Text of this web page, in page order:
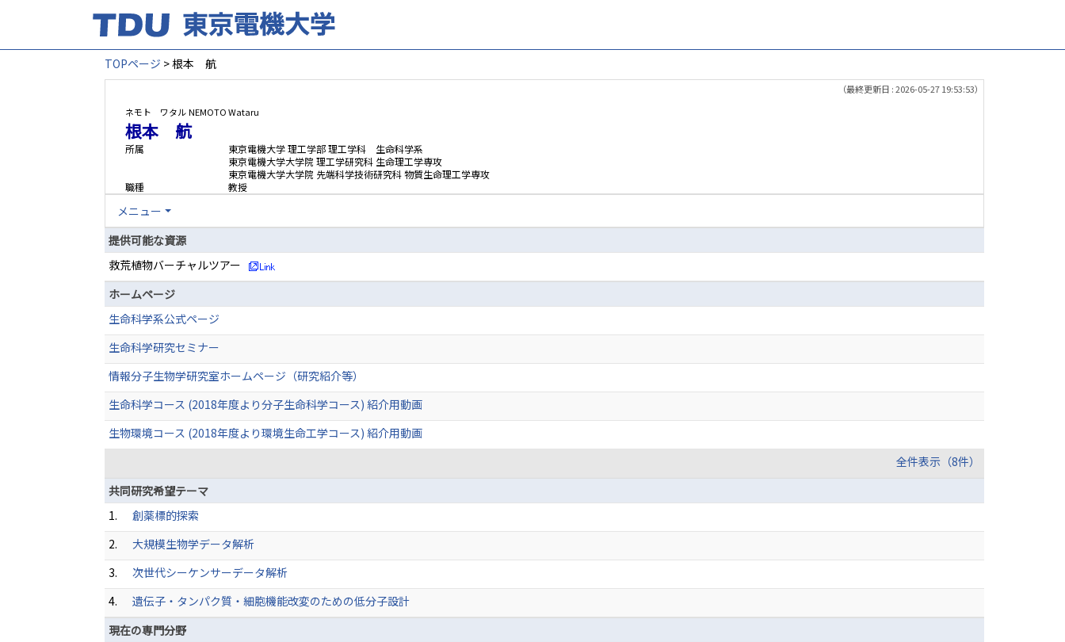
TOPページ > 根本 航
（最終更新日 : 2026-05-27 19:53:53）
ネモト ワタルNEMOTO Wataru
根本 航
所属
東京電機大学 理工学部 理工学科 生命科学系
東京電機大学大学院 理工学研究科 生命理工学専攻
東京電機大学大学院 先端科学技術研究科 物質生命理工学専攻
職種
教授
メニュー
提供可能な資源
救荒植物バーチャルツアー
ホームページ
生命科学系公式ページ
生命科学研究セミナー
情報分子生物学研究室ホームページ（研究紹介等）
生命科学コース (2018年度より分子生命科学コース) 紹介用動画
生物環境コース (2018年度より環境生命工学コース) 紹介用動画
全件表示（8件）
共同研究希望テーマ
1.
創薬標的探索
2.
大規模生物学データ解析
3.
次世代シーケンサーデータ解析
4.
遺伝子・タンパク質・細胞機能改変のための低分子設計
現在の専門分野